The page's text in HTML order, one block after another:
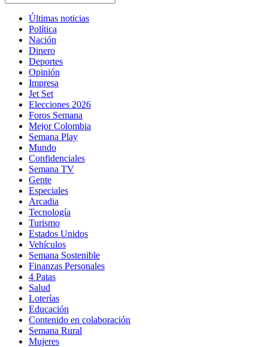
Últimas noticias
Política
Nación
Dinero
Deportes
Opinión
Impresa
Jet Set
Elecciones 2026
Foros Semana
Mejor Colombia
Semana Play
Mundo
Confidenciales
Semana TV
Gente
Especiales
Arcadia
Tecnología
Turismo
Estados Unidos
Vehículos
Semana Sostenible
Finanzas Personales
4 Patas
Salud
Loterías
Educación
Contenido en colaboración
Semana Rural
Mujeres